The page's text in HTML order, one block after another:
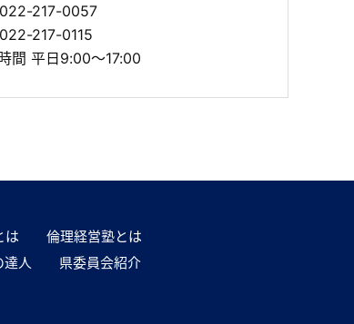
022-217-0057
217-0115
間 平日9:00～17:00
は
倫理経営塾とは
達人
県委員会紹介